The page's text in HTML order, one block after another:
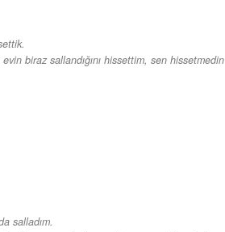
biraz sallandığını hissettim, sen hissetmedin
salladım.